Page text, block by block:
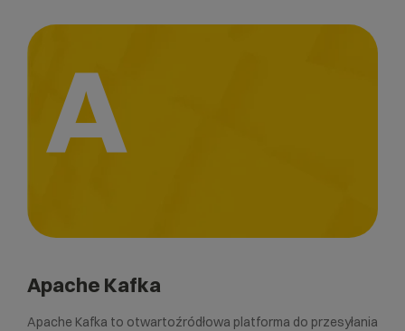
A
Apache Kafka
Apache Kafka to otwartoźródłowa platforma do przesyłania